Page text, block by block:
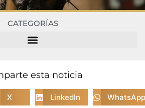
CATEGORÍAS
esta noticia
X LinkedIn WhatsApp